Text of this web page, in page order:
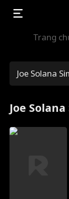
Trang
Joe Solana
Joe